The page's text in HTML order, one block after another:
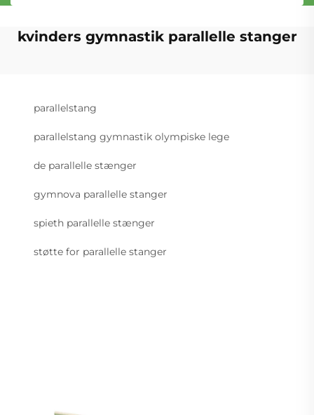
kvinders gymnastik parallelle stanger
parallelstang
parallelstang gymnastik olympiske lege
de parallelle stænger
gymnova parallelle stanger
spieth parallelle stænger
støtte for parallelle stanger